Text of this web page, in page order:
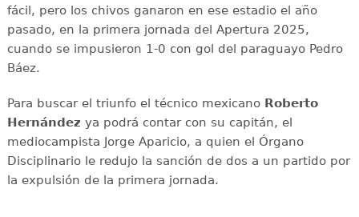
fácil, pero los chivos ganaron en ese estadio el año
pasado, en la primera jornada del Apertura 2025,
cuando se impusieron 1-0 con gol del paraguayo Pedro
Báez.
Para buscar el triunfo el técnico mexicano Roberto
Hernández ya podrá contar con su capitán, el
mediocampista Jorge Aparicio, a quien el Órgano
Disciplinario le redujo la sanción de dos a un partido por
la expulsión de la primera jornada.